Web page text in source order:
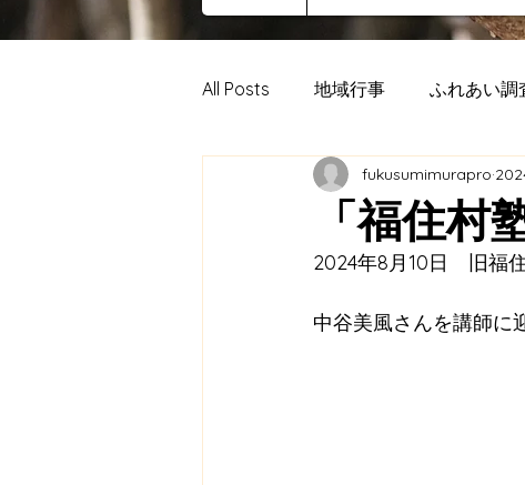
All Posts 地域行事 ふれあい調
教育連携 農業プロジェクト
メディア掲載 ふくふく市
「福住村
fukusumimurapro
2024年8月10日　旧福
中谷美風さんを講師に